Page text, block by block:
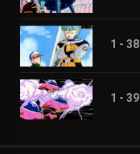
1 - 38
1 - 39